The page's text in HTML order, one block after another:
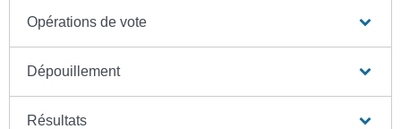
Opérations de vote
Dépouillement
Résultats